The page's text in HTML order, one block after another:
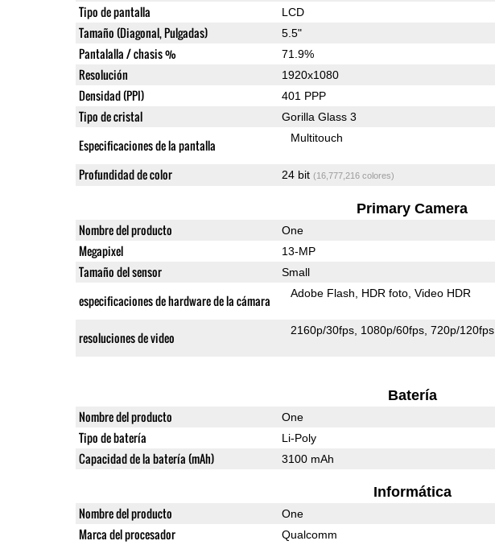
Tipo de pantalla LCD
Tamaño (Diagonal, Pulgadas) 5.5"
Pantalalla / chasis % 71.9%
Resolución 1920x1080
Densidad (PPI) 401 PPP
Tipo de cristal Gorilla Glass 3
Especificaciones de la pantalla Multitouch
Profundidad de color 24 bit (16,777,216 colores)
Primary Camera
Nombre del producto One
Megapixel 13-MP
Tamaño del sensor Small
especificaciones de hardware de la cámara Adobe Flash HDR foto Video HDR
resoluciones de video 2160p/30fps 1080p/60fps 720p/120fps
Batería
Nombre del producto One
Tipo de batería Li-Poly
Capacidad de la batería (mAh) 3100 mAh
Informática
Nombre del producto One
Marca del procesador Qualcomm